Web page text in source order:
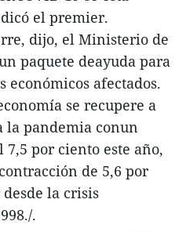
el premier.
dijo, el Ministerio de
paquete deayuda para
económicos afectados.
se recupere a
la pandemia conun
por ciento este año,
de 5,6 por
la crisis
.